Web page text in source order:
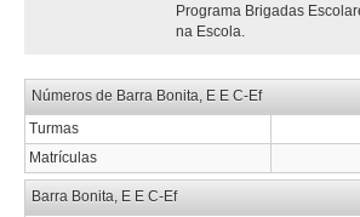
Programa Brigadas
na Escola.
Números de Barra Bonita, E E C-Ef
Turmas
Matrículas
Barra Bonita, E E C-Ef